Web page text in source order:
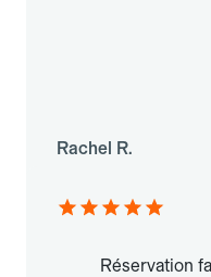
Rachel R.
Réservation